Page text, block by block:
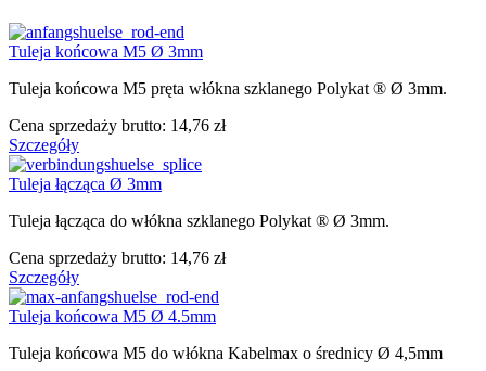
Tuleja końcowa M5 Ø 3mm
Tuleja końcowa M5 pręta włókna szklanego Polykat ® Ø 3mm.
Cena sprzedaży brutto: 14,76 zł
Szczegóły
Tuleja łącząca Ø 3mm
Tuleja łącząca do włókna szklanego Polykat ® Ø 3mm.
Cena sprzedaży brutto: 14,76 zł
Szczegóły
Tuleja końcowa M5 Ø 4.5mm
Tuleja końcowa M5 do włókna Kabelmax o średnicy Ø 4,5mm